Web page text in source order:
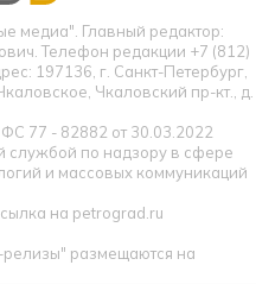
медиа". Главный редактор:
Телефон редакции +7 (812)
197136, г. Санкт-Петербург,
Чкаловский пр-кт., д.
77 - 82882 от 30.03.2022
службой по надзору в сфере
и массовых коммуникаций
на petrograd.ru
размещаются на